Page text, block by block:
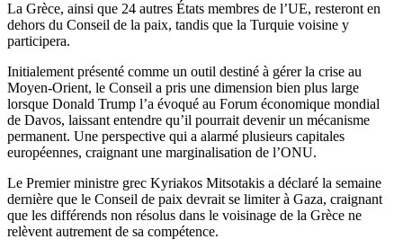
La Grèce, ainsi que 24 autres États membres de l’UE, resteront en
dehors du Conseil de la paix, tandis que la Turquie voisine y
participera.
Initialement présenté comme un outil destiné à gérer la crise au
Moyen-Orient, le Conseil a pris une dimension bien plus large
lorsque Donald Trump l’a évoqué au Forum économique mondial
de Davos, laissant entendre qu’il pourrait devenir un mécanisme
permanent. Une perspective qui a alarmé plusieurs capitales
européennes, craignant une marginalisation de l’ONU.
Le Premier ministre grec Kyriakos Mitsotakis a déclaré la semaine
dernière que le Conseil de paix devrait se limiter à Gaza, craignant
que les différends non résolus dans le voisinage de la Grèce ne
relèvent autrement de sa compétence.